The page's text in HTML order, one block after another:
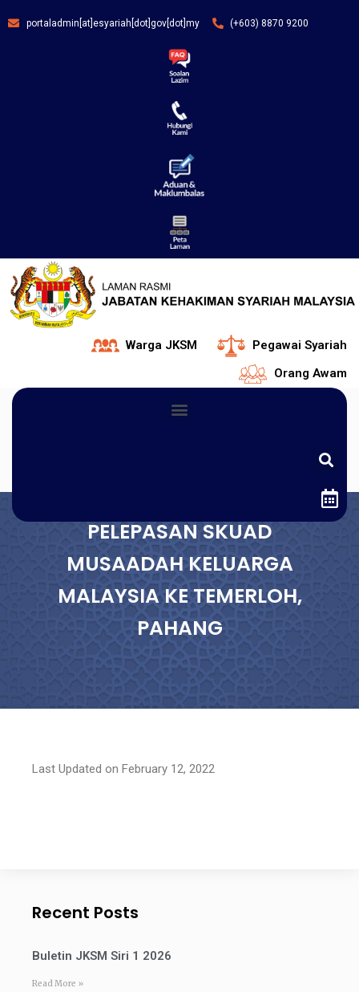
portaladmin[at]esyariah[dot]gov[dot]my (+603) 8870 9200
Warga JKSM
Pegawai Syariah
Orang Awam
PELEPASAN SKUAD
MUSAADAH KELUARGA
MALAYSIA KE TEMERLOH,
PAHANG
Last Updated on February 12, 2022
Recent Posts
Buletin JKSM Siri 1 2026
Read More »